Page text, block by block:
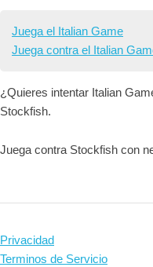
Juega el Italian Game
Juega contra el Italian
¿Quieres intentar Italian
Stockfish.
Juega contra Stockfish con
Privacidad
Terminos de Servicio